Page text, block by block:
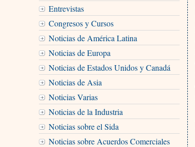
Entrevistas
Congresos y Cursos
Noticias de América Latina
Noticias de Europa
Noticias de Estados Unidos y Canadá
Noticias de Asia
Noticias Varias
Noticias de la Industria
Noticias sobre el Sida
Noticias sobre Acuerdos Comerciales